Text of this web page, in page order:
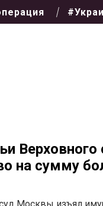
на сумму